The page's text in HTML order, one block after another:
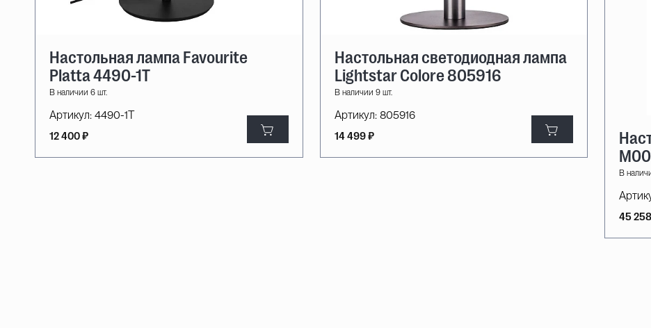
Настольная лампа Favourite
Platta 4490-1T
В наличии 6 шт.
Артикул: 4490-1T
12 400 ₽
Настольная светодиодная лампа
Lightstar Colore 805916
В наличии 9 шт.
Артикул:805916
14 499 ₽
В
45